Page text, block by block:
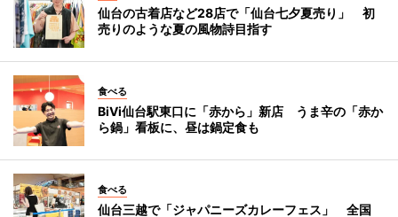
仙台の古着店など28店で「仙台七夕夏売り」 初
売りのような夏の風物詩目指す
食べる
BiVi仙台駅東口に「赤から」新店 うま辛の「赤か
ら鍋」看板に、昼は鍋定食も
食べる
仙台三越で「ジャパニーズカレーフェス」 全国